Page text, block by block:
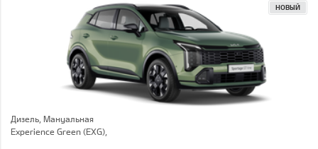
НОВЫЙ
Дизель, Mануальная
Experience Green (EXG),